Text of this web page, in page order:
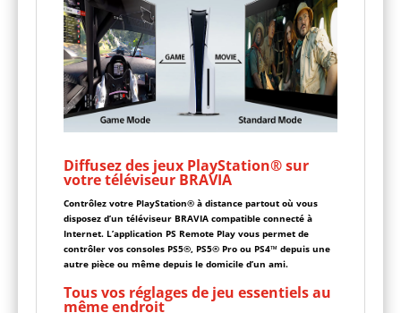
Diffusez des jeux PlayStation® sur
votre téléviseur BRAVIA
Contrôlez votre PlayStation® à distance partout où vous
disposez d’un téléviseur BRAVIA compatible connecté à
Internet. L’application PS Remote Play vous permet de
contrôler vos consoles PS5®, PS5® Pro ou PS4™ depuis une
autre pièce ou même depuis le domicile d’un ami.
Tous vos réglages de jeu essentiels au
même endroit